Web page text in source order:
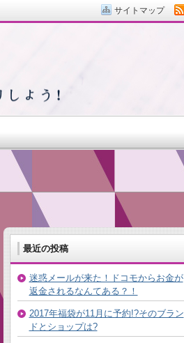
最近の投稿
迷惑メールが来た！ドコモからお金が
返金されるなんてある？！
2017年福袋が11月に予約!?そのブラン
ドとショップは?
サイトマップ